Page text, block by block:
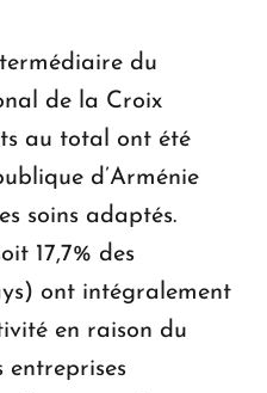
du
de la Croix
au total ont été
d’Arménie
soins adaptés.
17,7% des
ont intégralement
en raison du
entreprises